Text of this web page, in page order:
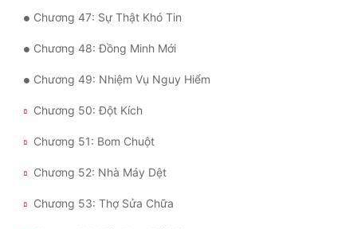
Tính Cách Nhân Vật :
Cơ Trí
Sát Phạt Quyết Đoán
Chương 47: Sự Thật Khó Tin
Chương 48: Đồng Minh Mới
Chương 49: Nhiệm Vụ Nguy Hiểm
Chương 50: Đột Kích
Chương 51: Bom Chuột
Chương 52: Nhà Máy Dệt
Chương 53: Thợ Sửa Chữa